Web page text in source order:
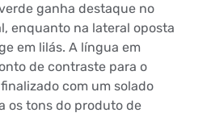
ganha destaque no
enquanto na lateral oposta
em lilás. A língua em
de contraste para o
com um solado
os tons do produto de